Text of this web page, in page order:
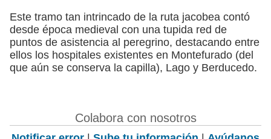
Este tramo tan intrincado de la ruta jacobea contó
desde época medieval con una tupida red de
puntos de asistencia al peregrino, destacando entre
ellos los hospitales existentes en Montefurado (del
que aún se conserva la capilla), Lago y Berducedo.
Colabora con nosotros